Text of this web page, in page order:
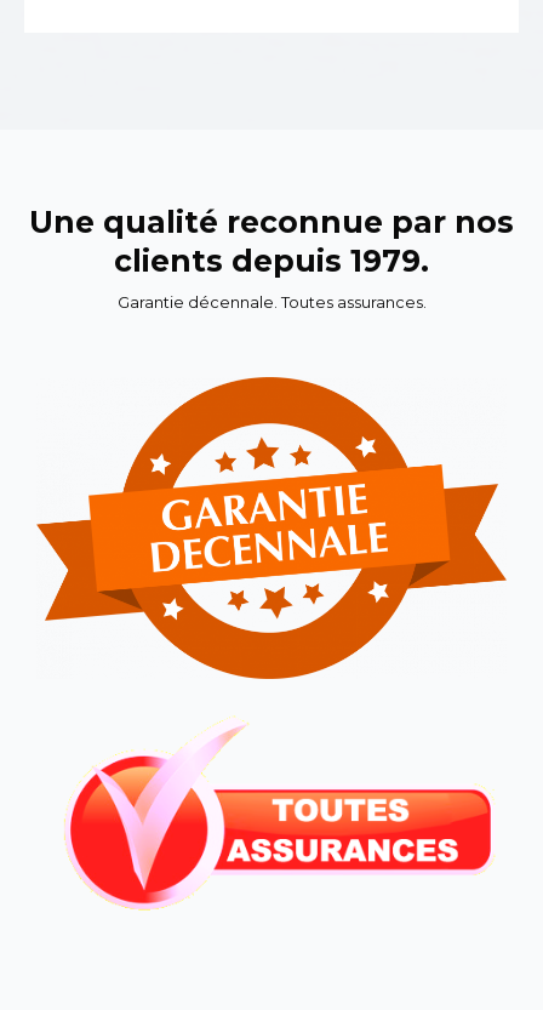
Une qualité reconnue par nos
clients depuis 1979.
Garantie décennale. Toutes assurances.